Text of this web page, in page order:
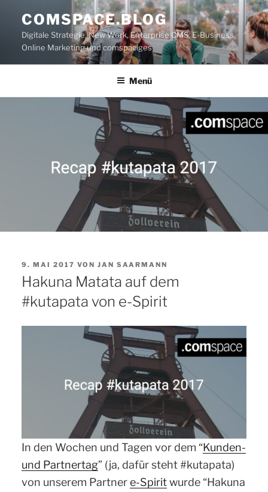
Inhalt
springen
COMSPACE.BLOG
Digitale Strategie, New Work, Enterprise CMS, E-Business,
Online Marketing und comspaciges
Menü
VERÖFFENTLICHT
AM
9. MAI 2017 VON JAN SAARMANN
Hakuna Matata auf dem
#kutapata von e-Spirit
In den Wochen und Tagen vor dem “Kunden-
und Partnertag” (ja, dafür steht #kutapata)
von unserem Partnere-Spiritwurde “Hakuna